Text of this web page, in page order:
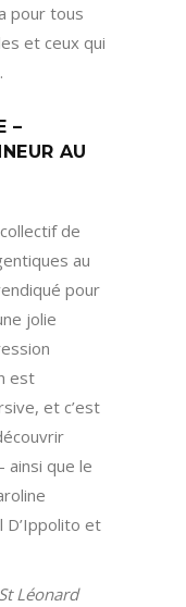
pour tous
et ceux qui
–
AU
de
au
pour
jolie
est
et c’est
ainsi que le
D’Ippolito et
Léonard